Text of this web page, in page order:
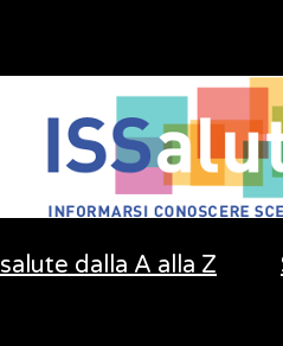
dalla A alla Z